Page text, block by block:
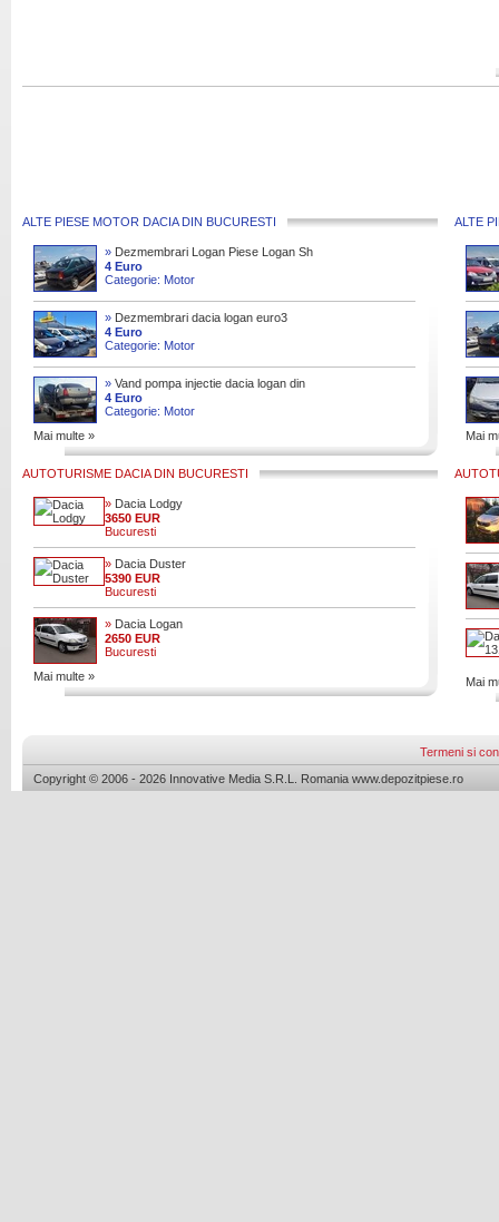
ALTE PIESE MOTOR DACIA DIN BUCURESTI
» Dezmembrari Logan Piese Logan Sh
Motor Logan Sh. Dezmembrari logan 1.
5dci euro 3 euro 4 euro 5, 15d
4 Euro
Categorie: Motor
» Dezmembrari dacia logan euro3
euro4 euro5 . . . . . orice piesa 2005 -
2016 motor, cutie viteze, rad
4 Euro
Categorie: Motor
» Vand pompa injectie dacia logan din
2008 in stare perfecta de functionare !
pompa nu este reconditio
4 Euro
Categorie: Motor
Mai multe »
ALTE
Mai
AUTOTURISME DACIA DIN BUCURESTI
» Dacia Lodgy
3650 EUR
Bucuresti
» Dacia Duster
5390 EUR
Bucuresti
» Dacia Logan
2650 EUR
Bucuresti
Mai multe »
Mai
Termeni si
Copyright © 2006 - 2026 Innovative Media S.R.L. Romania www.depozitpiese.ro